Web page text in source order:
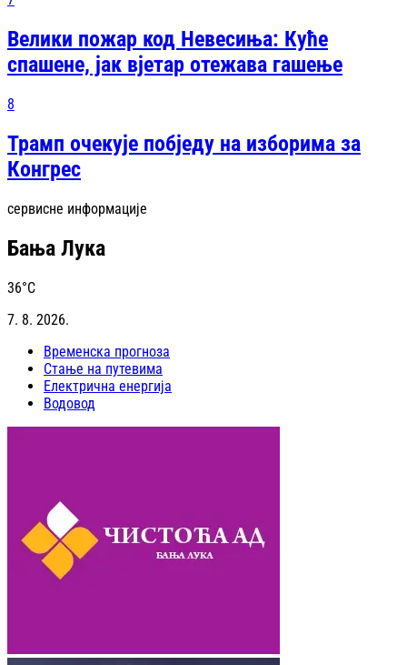
Велики пожар код Невесиња: Куће
спашене, јак вjетар отежава гашење
8
Трамп очекује побједу на изборима за
Конгрес
сервисне информације
Бања Лука
36°C
7. 8. 2026.
Временска прогноза
Стање на путевима
Електрична енергија
Водовод